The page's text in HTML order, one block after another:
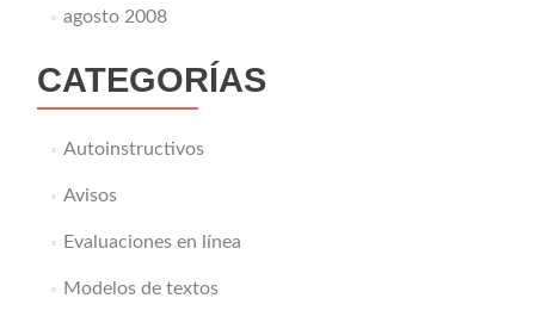
agosto 2008
CATEGORÍAS
Autoinstructivos
Avisos
Evaluaciones en línea
Modelos de textos